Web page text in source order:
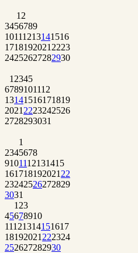
1 2
3456789
10111213141516
1718192021 2223
24252627282930
1 2345
6789101112
13141516171819
2021 2223242526
2728293031
1
2345678
9101112131415
161718192021 22
23242526272829
3031
1 23
45678910
11121314151617
18192021 222324
252627282930